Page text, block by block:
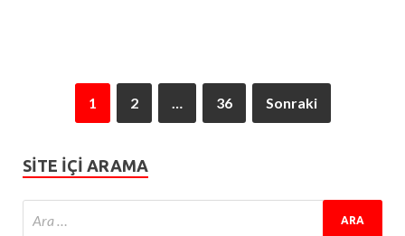
1 2 … 36 Sonraki
SITE IÇI ARAMA